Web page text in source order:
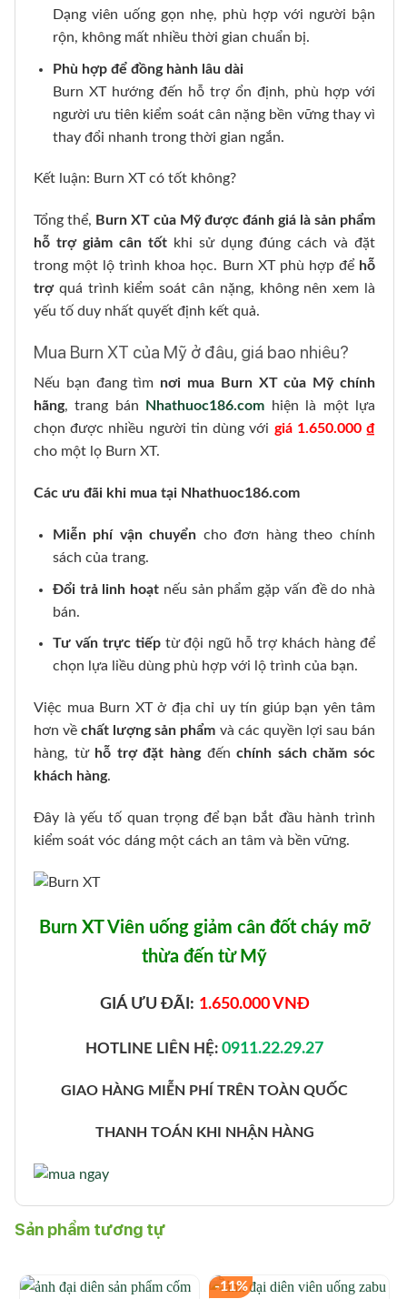
Dạng viên uống gọn nhẹ, phù hợp với người bận
rộn, không mất nhiều thời gian chuẩn bị.
Phù hợp để đồng hành lâu dài
Burn XT hướng đến hỗ trợ ổn định, phù hợp với
người ưu tiên kiểm soát cân nặng bền vững thay vì
thay đổi nhanh trong thời gian ngắn.
Kết luận: Burn XT có tốt không?
Tổng thể, Burn XT của Mỹ được đánh giá là sản phẩm
hỗ trợ giảm cân tốt khi sử dụng đúng cách và đặt
trong một lộ trình khoa học. Burn XT phù hợp để hỗ
trợquá trình kiểm soát cân nặng, không nên xem là
yếu tố duy nhất quyết định kết quả.
Mua Burn XT của Mỹ ở đâu, giá bao nhiêu?
Nếu bạn đang tìm nơi mua Burn XT của Mỹ chính
hãng, trang bán Nhathuoc186.com hiện là một lựa
chọn được nhiều người tin dùng với giá 1.650.000 ₫
cho một lọ Burn XT.
Các ưu đãi khi mua tại Nhathuoc186.com
Miễn phí vận chuyển cho đơn hàng theo chính
sách của trang.
Đổi trả linh hoạt nếu sản phẩm gặp vấn đề do nhà
bán.
Tư vấn trực tiếptừ đội ngũ hỗ trợ khách hàng để
chọn lựa liều dùng phù hợp với lộ trình của bạn.
Việc mua Burn XT ở địa chỉ uy tín giúp bạn yên tâm
hơn vềchất lượng sản phẩm và các quyền lợi sau bán
hàng, từ hỗ trợ đặt hàngđếnchính sách chăm sóc
khách hàng.
Đây là yếu tố quan trọng để bạn bắt đầu hành trình
kiểm soát vóc dáng một cách an tâm và bền vững.
Burn XT Viên uống giảm cân đốt cháy mỡ
thừa đến từ Mỹ
GIÁ ƯU ĐÃI: 1.650.000 VNĐ
HOTLINE LIÊN HỆ: 0911.22.29.27
GIAO HÀNG MIỄN PHÍ TRÊN TOÀN QUỐC
THANH TOÁN KHI NHẬN HÀNG
Sản phẩm tương tự
-11%